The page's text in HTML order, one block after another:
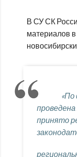
В СУ СК
материалов
принято